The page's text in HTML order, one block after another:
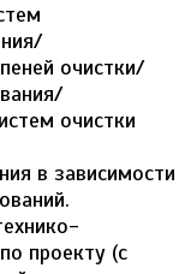
очистки/
очистки
в зависимости
проекту (с